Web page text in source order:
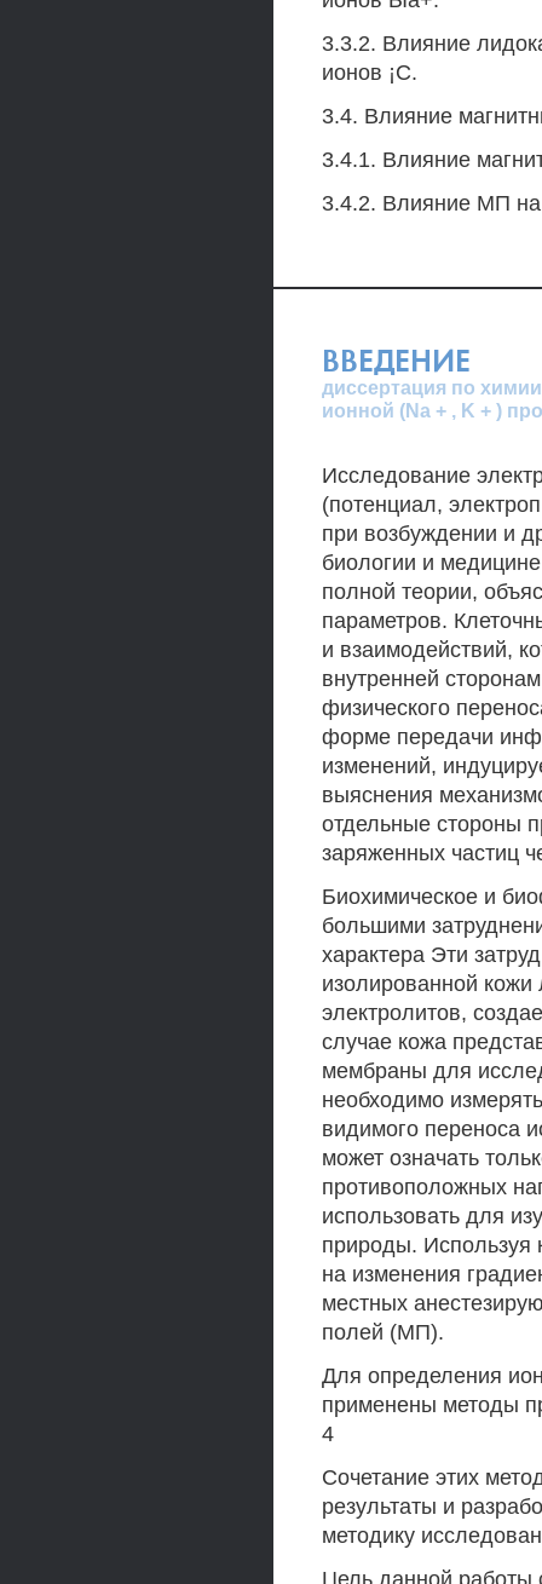
3.3.2. Влияние
ионов ¡С.
3.4. Влияние
3.4.1. Влияние
3.4.2. Влияние МП
ВВЕДЕНИЕ
диссертация по
ионной (Na + , K + )
Исследование
(потенциал,
при возбуждении и
биологии и
полной теории,
параметров.
и взаимодействий,
внутренней
физического
форме передачи
изменений,
выяснения
отдельные стороны
заряженных частиц
Биохимическое и
большими
характера Эти
изолированной кожи
электролитов,
случае кожа
мембраны для
необходимо
видимого переноса
может означать
противоположных
использовать для
природы. Используя
на изменения
местных
полей (МП).
Для определения
применены методы
4
Сочетание этих
результаты и
методику
Цель данной работы